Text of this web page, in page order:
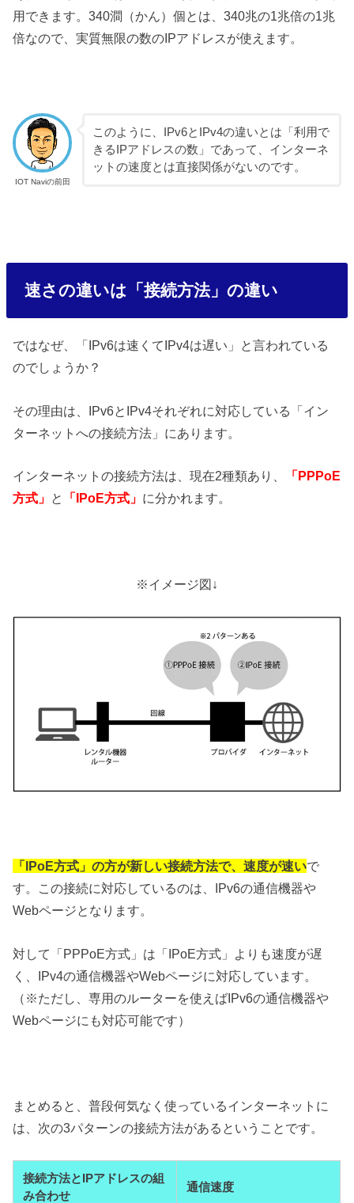
用できます。340澗（かん）個とは、340兆の1兆倍の1兆
倍なので、実質無限の数のIPアドレスが使えます。
IOT Naviの前田
このように、IPv6とIPv4の違いとは「利用で
きるIPアドレスの数」であって、インターネ
ットの速度とは直接関係がないのです。
速さの違いは「接続方法」の違い
ではなぜ、「IPv6は速くてIPv4は遅い」と言われている
のでしょうか？
その理由は、IPv6とIPv4それぞれに対応している「イン
ターネットへの接続方法」にあります。
インターネットの接続方法は、現在2種類あり、
「PPPoE
方式」 と 「IPoE方式」 に分かれます。
※イメージ図↓
「IPoE方式」の方が新しい接続方法で、速度が速いで
す。この接続に対応しているのは、IPv6の通信機器や
Webページとなります。
対して「PPPoE方式」は「IPoE方式」よりも速度が遅
く、IPv4の通信機器やWebページに対応しています。
（※ただし、専用のルーターを使えばIPv6の通信機器や
Webページにも対応可能です）
まとめると、普段何気なく使っているインターネットに
は、次の3パターンの接続方法があるということです。
接続方法とIPアドレスの組
み合わせ
通信速度